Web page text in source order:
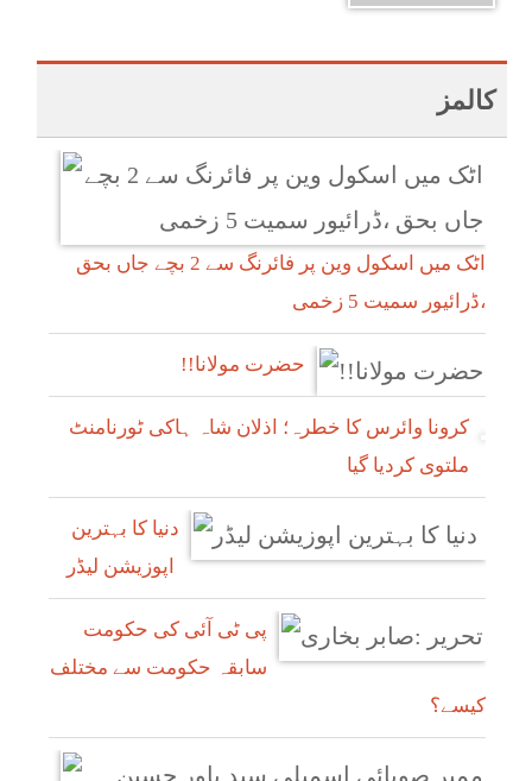
کالمز
اٹک میں اسکول وین پر فائرنگ سے 2 بچے جاں بحق
،ڈرائیور سمیت 5 زخمی
!!حضرت مولانا
کرونا وائرس کا خطرہ؛ اذلان شاہ ہاکی ٹورنامنٹ
ملتوی کردیا گیا
دنیا کا بہترین
پی ٹی آئی کی حکومت
سابقہ حکومت سے مختلف
کیسے؟